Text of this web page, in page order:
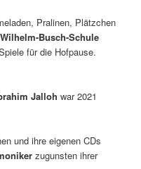
Pralinen, Plätzchen
Wilhelm-Busch-Schule
für die Hofpause.
Jalloh war 2021
und ihre eigenen CDs
zugunsten ihrer